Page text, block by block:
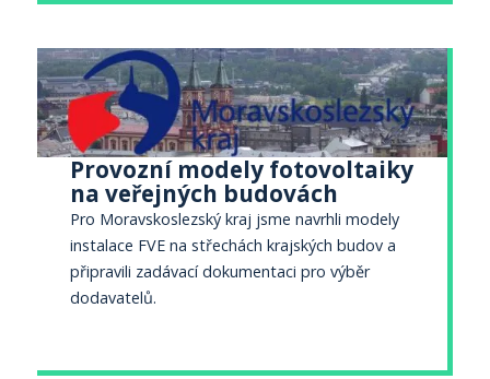
Provozní modely fotovoltaiky
na veřejných budovách
Pro Moravskoslezský kraj jsme navrhli modely
instalace FVE na střechách krajských budov a
připravili zadávací dokumentaci pro výběr
dodavatelů.